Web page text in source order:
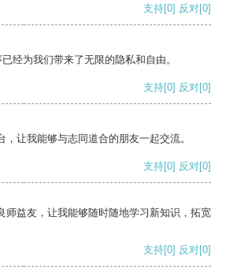
支持[0] 反对[0]
经为我们带来了无限的隐私和自由。
支持[0] 反对[0]
让我能够与志同道合的朋友一起交流。
支持[0] 反对[0]
师益友，让我能够随时随地学习新知识，拓宽
支持[0] 反对[0]